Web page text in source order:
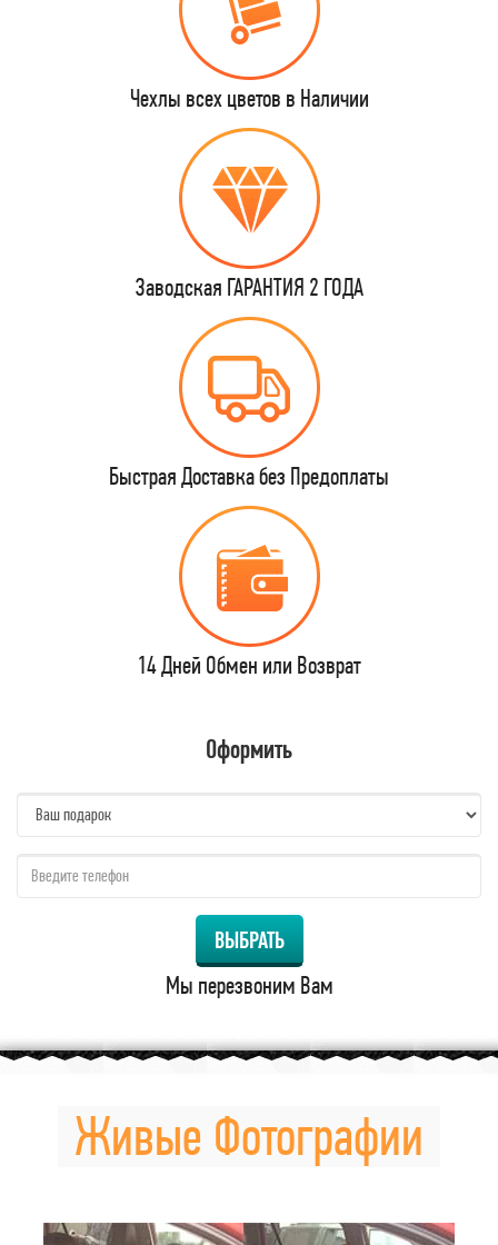
Чехлы всех цветов в Наличии
Заводская ГАРАНТИЯ 2 ГОДА
Быстрая Доставка без Предоплаты
14 Дней Обмен или Возврат
Оформить
ВЫБРАТЬ
Мы перезвоним Вам
Живые Фотографии